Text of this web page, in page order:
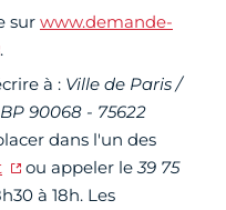
sur www.demande-
.
à : Ville de Paris /
90068 - 75622
dans l'un des
ou appeler le39 75
à 18h. Les